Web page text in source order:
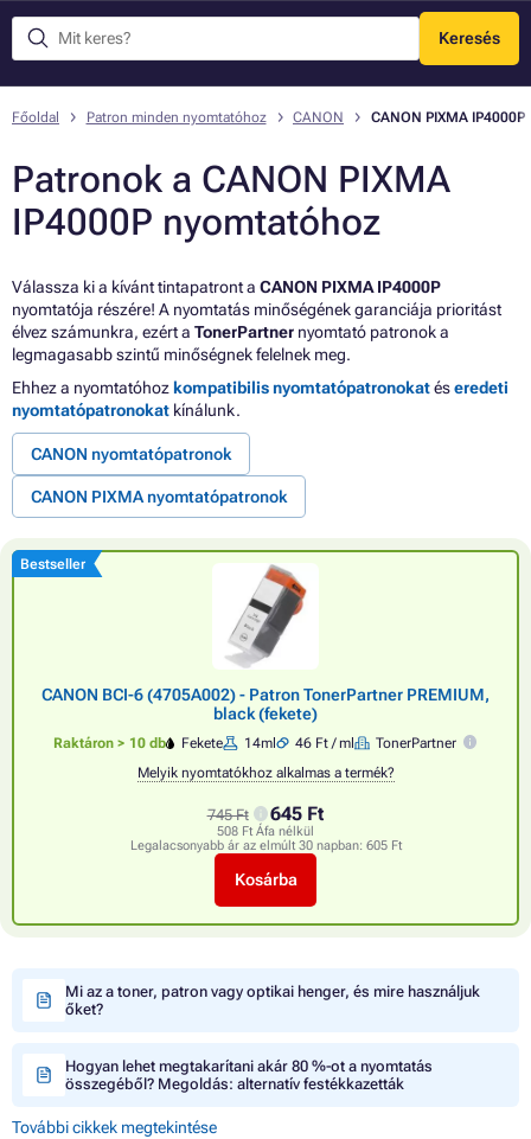
Keresés
Menü
Főoldal Patron minden nyomtatóhoz CANON CANON PIXMA IP4000P
Patronok a CANON PIXMA
IP4000P nyomtatóhoz
Válassza ki a kívánt tintapatront a CANON PIXMA IP4000P
nyomtatója részére! A nyomtatás minőségének garanciája prioritást
élvez számunkra, ezért a TonerPartner nyomtató patronok a
legmagasabb szintű minőségnek felelnek meg.
Ehhez a nyomtatóhoz kompatibilis nyomtatópatronokatéseredeti
nyomtatópatronokat kínálunk.
CANON nyomtatópatronok
CANON PIXMA nyomtatópatronok
Bestseller
CANON BCI-6 (4705A002) - Patron TonerPartner PREMIUM,
black (fekete)
Raktáron > 10 db Fekete 14ml 46 Ft / ml
TonerPartner
Melyik nyomtatókhoz alkalmas a termék?
745 Ft 645 Ft
508 Ft Áfa nélkül
Legalacsonyabb ár az elmúlt 30 napban: 605 Ft
Kosárba
Mi az a toner, patron vagy optikai henger, és mire használjuk
őket?
Hogyan lehet megtakarítani akár 80 %-ot a nyomtatás
összegéből? Megoldás: alternatív festékkazetták
További cikkek megtekintése